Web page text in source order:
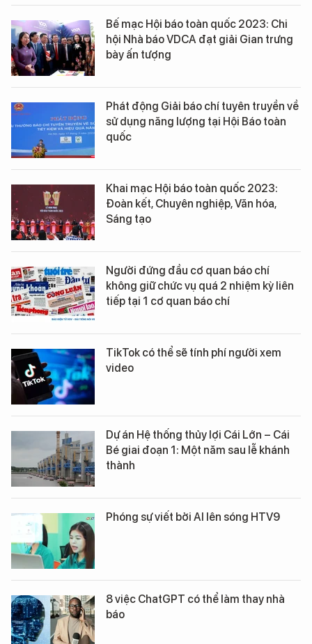
Bế mạc Hội báo toàn quốc 2023: Chi
hội Nhà báo VDCA đạt giải Gian trưng
bày ấn tượng
Phát động Giải báo chí tuyên truyền về
sử dụng năng lượng tại Hội Báo toàn
quốc
Khai mạc Hội báo toàn quốc 2023:
Đoàn kết, Chuyên nghiệp, Văn hóa,
Sáng tạo
Người đứng đầu cơ quan báo chí
không giữ chức vụ quá 2 nhiệm kỳ liên
tiếp tại 1 cơ quan báo chí
TikTok có thể sẽ tính phí người xem
video
Dự án Hệ thống thủy lợi Cái Lớn – Cái
Bé giai đoạn 1: Một năm sau lễ khánh
thành
Phóng sự viết bởi AI lên sóng HTV9
8 việc ChatGPT có thể làm thay nhà
báo